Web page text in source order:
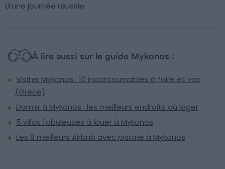
d’une journée réussie.
À lire aussi sur le guide Mykonos :
Visiter Mykonos : 10 incontournables à faire et voir
(Grèce)
Dormir à Mykonos : les meilleurs endroits où loger
5 villas fabuleuses à louer à Mykonos
Les 8 meilleurs Airbnb avec piscine à Mykonos